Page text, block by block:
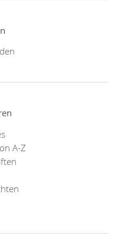
A-Z